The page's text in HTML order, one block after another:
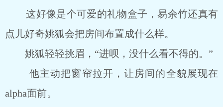
这好像是个可爱的礼物盒子，易余竹还真有
点儿好奇姚狐会把房间布置成什么样。
姚狐轻轻挑眉，“进呗，没什么看不得的。”
他主动把窗帘拉开，让房间的全貌展现在
alpha面前。